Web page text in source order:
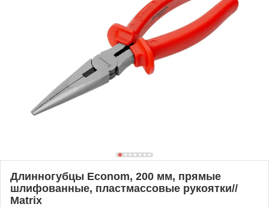
Длинногубцы Econom, 200 мм, прямые
шлифованные, пластмассовые рукоятки//
Matrix